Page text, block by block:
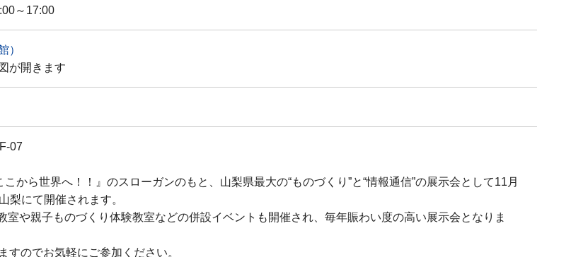
～17:00
）
が開きます
07
から世界へ！！』のスローガンのもと、山梨県最大の“ものづくり”と“情報通信”の展示会として11月
梨にて開催されます。
室や親子ものづくり体験教室などの併設イベントも開催され、毎年賑わい度の高い展示会となりま
すのでお気軽にご参加ください。